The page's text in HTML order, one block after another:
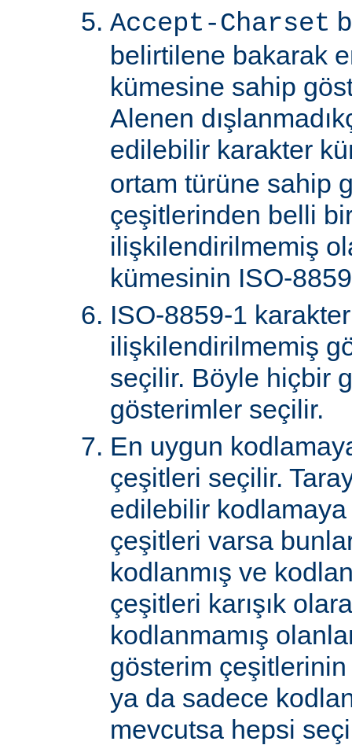
Accept-Charset
belirtilene bakarak
kümesine sahip
Alenen
edilebilir karakter
ortam türüne sahip
çeşitlerinden belli
ilişkilendirilmemiş
kümesinin ISO-
ISO-8859-1
ilişkilendirilmemiş
seçilir. Böyle hiçbir
gösterimler seçilir.
En uygun
çeşitleri seçilir.
edilebilir
çeşitleri varsa
kodlanmış ve
çeşitleri karışık
kodlanmamış
gösterim
ya da sadece
mevcutsa hepsi